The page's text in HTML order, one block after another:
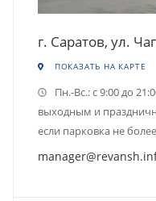
г. Саратов, ул.
ПОКАЗАТЬ НА КАРТЕ
Пн.-Вс.: с 9:00 до
выходным и
если парковка не